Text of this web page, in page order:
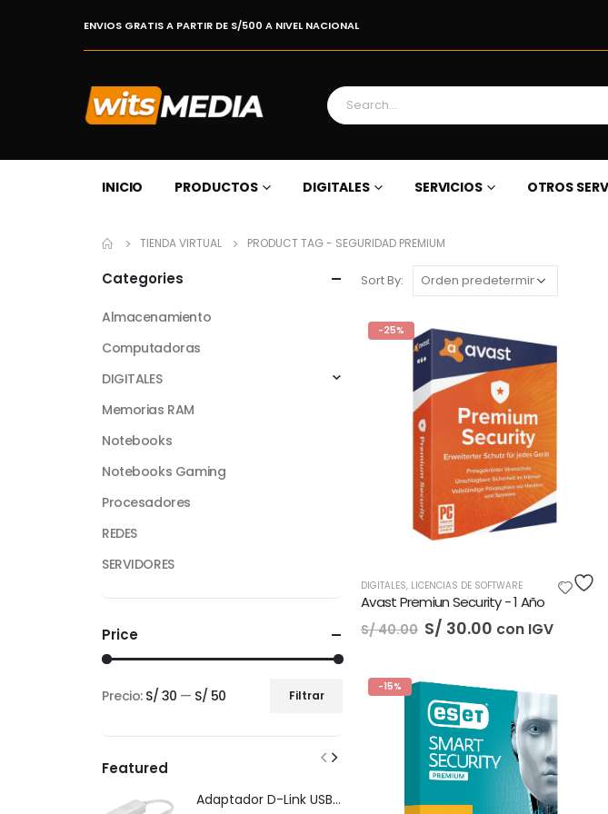
ENVIOS GRATIS A PARTIR DE S/500 A NIVEL NACIONAL
INICIO PRODUCTOS DIGITALES SERVICIOS OTROS
TIENDA VIRTUAL PRODUCT TAG - SEGURIDAD PREMIUM
Sort By:
-25%
DIGITALES, LICENCIAS DE SOFTWARE
Avast Premiun Security - 1 Año
S/40.00 El
precio
era:
S/ 40.00.
S/ 30.00 El
S/ 30.00.
con IGV
-15%
Categories
Almacenamiento
Computadoras
DIGITALES
Memorias RAM
Notebooks
Notebooks Gaming
Procesadores
REDES
SERVIDORES
Price
mínimo
máximo
Filtrar
Precio: S/ 30 — S/ 50
Featured
Adaptador D-Link USB-C Gigabit Ethernet LAN